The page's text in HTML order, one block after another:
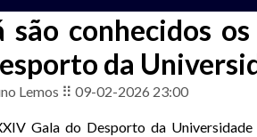
são conhecidos
da
Lemos ⠿ 09-02-2026 23:00
Gala do Desporto da